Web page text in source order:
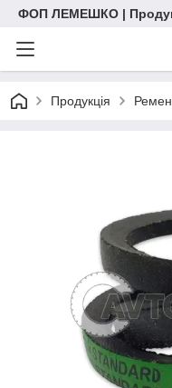
ФОП ЛЕМЕШКО |
Продукція